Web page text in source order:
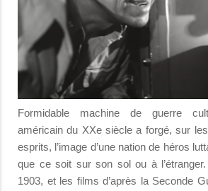
Formidable machine de guerre
américain du XXe siècle a forgé, sur
esprits, l’image d’une nation de héros
que ce soit sur son sol ou à
1903, et les films d’après la Seconde